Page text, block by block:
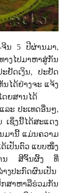
ຈີນ 5 ປີຜ່ານມາ,
ງໄປມາຫາສູ່ກັນ
ະຢັດເງິນ, ປະຢັດ
ນໄດ້ຢ່າງຈະ ແຈ້ງ
ດຍສານໄດ້
ລະ ປະເທດອື່ນໆ,
ເຊິ່ງນີ້ໄດ້ສະແດງ
ມານີ້ ແມ່ນຄວາມ
ເປັນຕົວ ແບບໜຶ່ງ
ານ ສີຈິ້ນຜິ້ງ ທີ່
າງປະກົດຜົນເປັນ
ສາຫາລືຮ່ວມກັນ